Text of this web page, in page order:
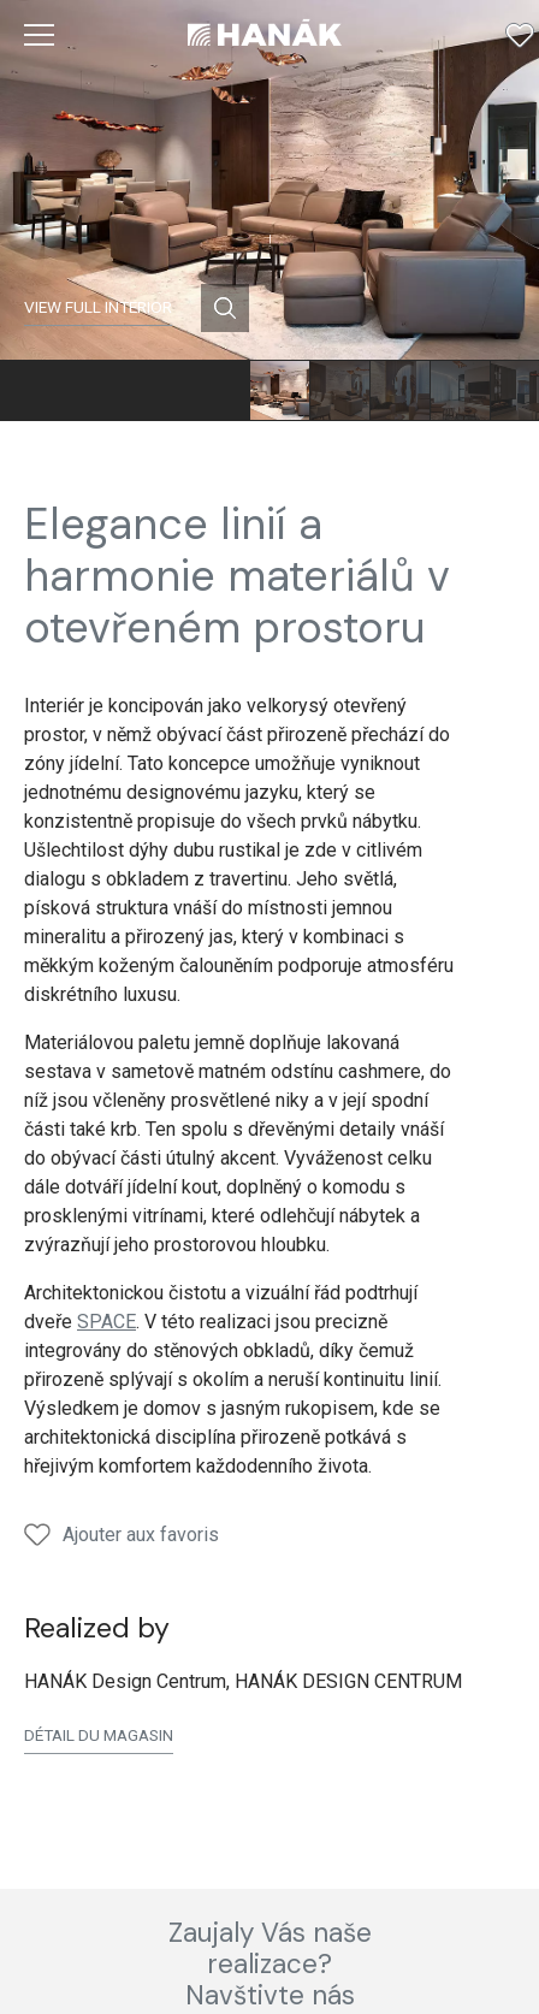
VIEW FULL INTERIOR
Elegance linií a
harmonie materiálů v
otevřeném prostoru
Interiér je koncipován jako velkorysý otevřený
prostor, v němž obývací část přirozeně přechází do
zóny jídelní. Tato koncepce umožňuje vyniknout
jednotnému designovému jazyku, který se
konzistentně propisuje do všech prvků nábytku.
Ušlechtilost dýhy dubu rustikal je zde v citlivém
dialogu s obkladem z travertinu. Jeho světlá,
písková struktura vnáší do místnosti jemnou
mineralitu a přirozený jas, který v kombinaci s
měkkým koženým čalouněním podporuje atmosféru
diskrétního luxusu.
Materiálovou paletu jemně doplňuje lakovaná
sestava v sametově matném odstínu cashmere, do
níž jsou včleněny prosvětlené niky a v její spodní
části také krb. Ten spolu s dřevěnými detaily vnáší
do obývací části útulný akcent. Vyváženost celku
dále dotváří jídelní kout, doplněný o komodu s
prosklenými vitrínami, které odlehčují nábytek a
zvýrazňují jeho prostorovou hloubku.
Architektonickou čistotu a vizuální řád podtrhují
dveře SPACE. V této realizaci jsou precizně
integrovány do stěnových obkladů, díky čemuž
přirozeně splývají s okolím a neruší kontinuitu linií.
Výsledkem je domov s jasným rukopisem, kde se
architektonická disciplína přirozeně potkává s
hřejivým komfortem každodenního života.
Ajouter aux favoris
Realized by
HANÁK Design Centrum, HANÁK DESIGN CENTRUM
DÉTAIL DU MAGASIN
Zaujaly Vás naše
realizace?
Navštivte nás